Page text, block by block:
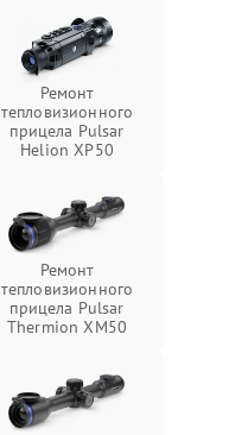
Ремонт
тепловизионного
прицела Pulsar
Helion XP50
Ремонт
тепловизионного
прицела Pulsar
Thermion XM50